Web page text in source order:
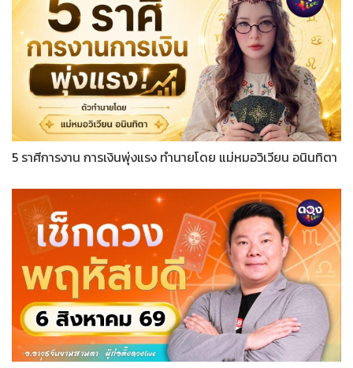
5 ราศีการงาน การเงินพุ่งแรง ทำนายโดย แม่หมอวิเวียน อนินทิตา